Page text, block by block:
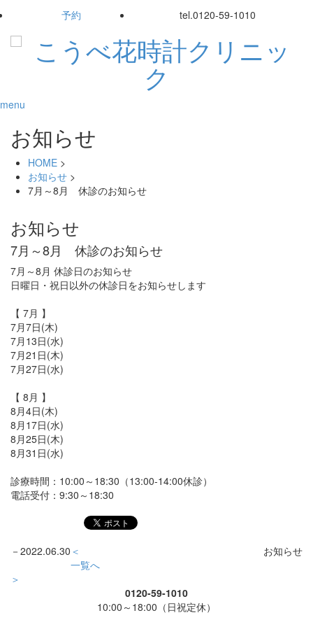
予約 tel.0120-59-1010
menu
お知らせ
HOME >
お知らせ >
7月～8月 休診のお知らせ
お知らせ
7月～8月 休診のお知らせ
7月～8月 休診日のお知らせ
日曜日・祝日以外の休診日をお知らせします
【 7月 】
7月7日(木)
7月13日(水)
7月21日(木)
7月27日(水)
【 8月 】
8月4日(木)
8月17日(水)
8月25日(木)
8月31日(水)
診療時間：10:00～18:30（13:00-14:00休診）
電話受付：9:30～18:30
－ 2022.06.30 お知らせ
＜
一覧へ
＞
0120-59-1010
10:00～18:00（日祝定休）